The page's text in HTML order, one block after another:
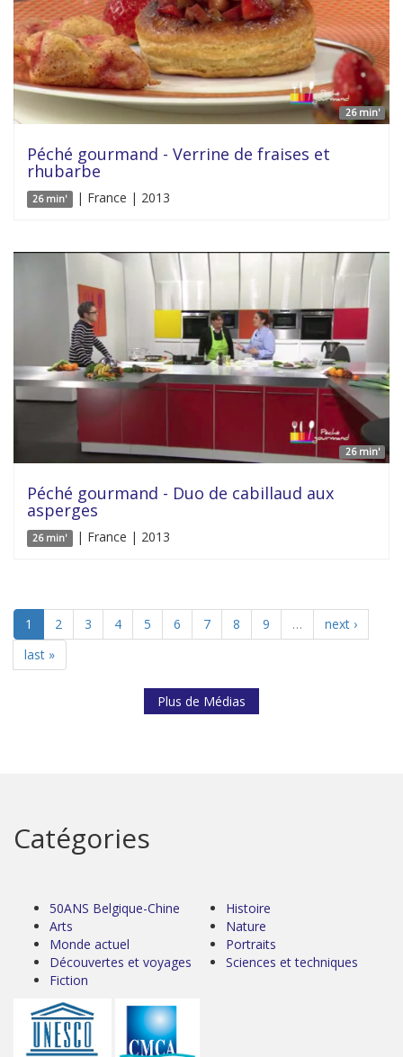
26 min'
Péché gourmand - Verrine de fraises et
rhubarbe
26 min' | France | 2013
26 min'
Péché gourmand - Duo de cabillaud aux
asperges
26 min' | France | 2013
1 2 3 4 5 6 7 8 9 …
next ›
last »
Plus de Médias
Catégories
50ANS Belgique-Chine
Arts
Monde actuel
Découvertes et voyages
Fiction
Histoire
Nature
Portraits
Sciences et techniques